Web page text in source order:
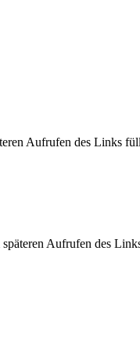
Aufrufen des Links
Aufrufen des